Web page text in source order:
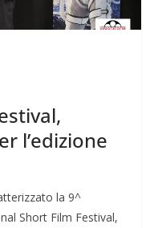
l’edizione
la 9^
Short Film Festival,